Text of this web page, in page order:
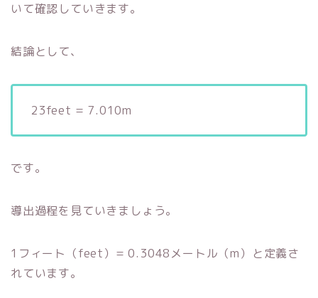
いて確認していきます。
結論として、
23feet = 7.010m
です。
導出過程を見ていきましょう。
1フィート（feet）= 0.3048メートル（m）と定義さ
れています。